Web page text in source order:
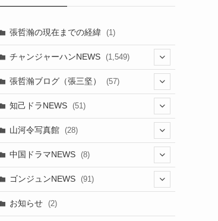
張哲瀚の現在までの経緯 (1)
チャンジャーハンNEWS (1,549)
(6)
(29)
(20)
(21)
張哲瀚ブログ（張三坚） (57)
(14)
知己ドラNEWS (51)
(42)
(5)
(1)
山河令写真館 (28)
(17)
(3)
(2)
中国ドラマNEWS (8)
(1)
(6)
ゴンジュンNEWS (91)
お知らせ (2)